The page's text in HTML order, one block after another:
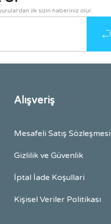
ilk sizin haberiniz olur.
Alışveriş
Mesafeli Satış Sözleşmesi
Gizlilik ve Güvenlik
İptal İade Koşullari
Kişisel Veriler Politikası